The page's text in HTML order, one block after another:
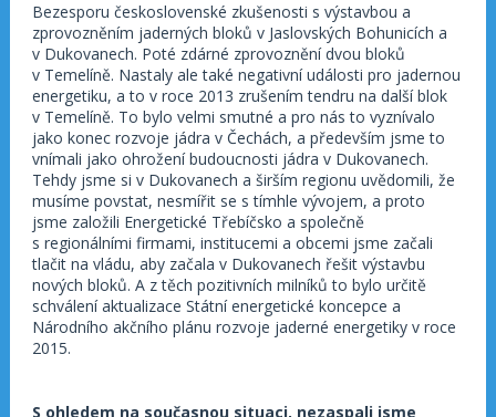
Bezesporu československé zkušenosti s výstavbou a
zprovozněním jaderných bloků v Jaslovských Bohunicích a
v Dukovanech. Poté zdárné zprovoznění dvou bloků
v Temelíně. Nastaly ale také negativní události pro jadernou
energetiku, a to v roce 2013 zrušením tendru na další blok
v Temelíně. To bylo velmi smutné a pro nás to vyznívalo
jako konec rozvoje jádra v Čechách, a především jsme to
vnímali jako ohrožení budoucnosti jádra v Dukovanech.
Tehdy jsme si v Dukovanech a širším regionu uvědomili, že
musíme povstat, nesmířit se s tímhle vývojem, a proto
jsme založili Energetické Třebíčsko a společně
s regionálními firmami, institucemi a obcemi jsme začali
tlačit na vládu, aby začala v Dukovanech řešit výstavbu
nových bloků. A z těch pozitivních milníků to bylo určitě
schválení aktualizace Státní energetické koncepce a
Národního akčního plánu rozvoje jaderné energetiky v roce
2015.
S ohledem na současnou situaci, nezaspali jsme